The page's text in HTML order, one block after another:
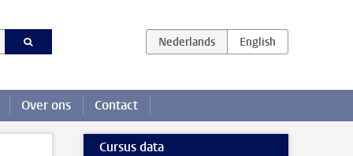
Over ons Contact
Cursus data